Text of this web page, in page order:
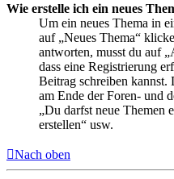
Wie erstelle ich ein neues
Um ein neues Thema in
auf „Neues Thema“
antworten, musst du auf
dass eine Registrierung
Beitrag schreiben
am Ende der Foren- und
„Du darfst neue Themen
erstellen“ usw.
Nach oben